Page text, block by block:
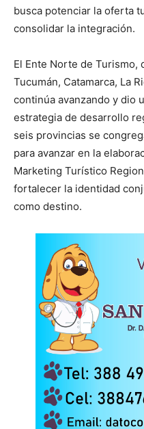
busca potenciar la oferta
consolidar la integración.
El Ente Norte de Turismo,
Tucumán, Catamarca, La
continúa avanzando y dio
estrategia de desarrollo
seis provincias se
para avanzar en la
Marketing Turístico
fortalecer la identidad
como destino.